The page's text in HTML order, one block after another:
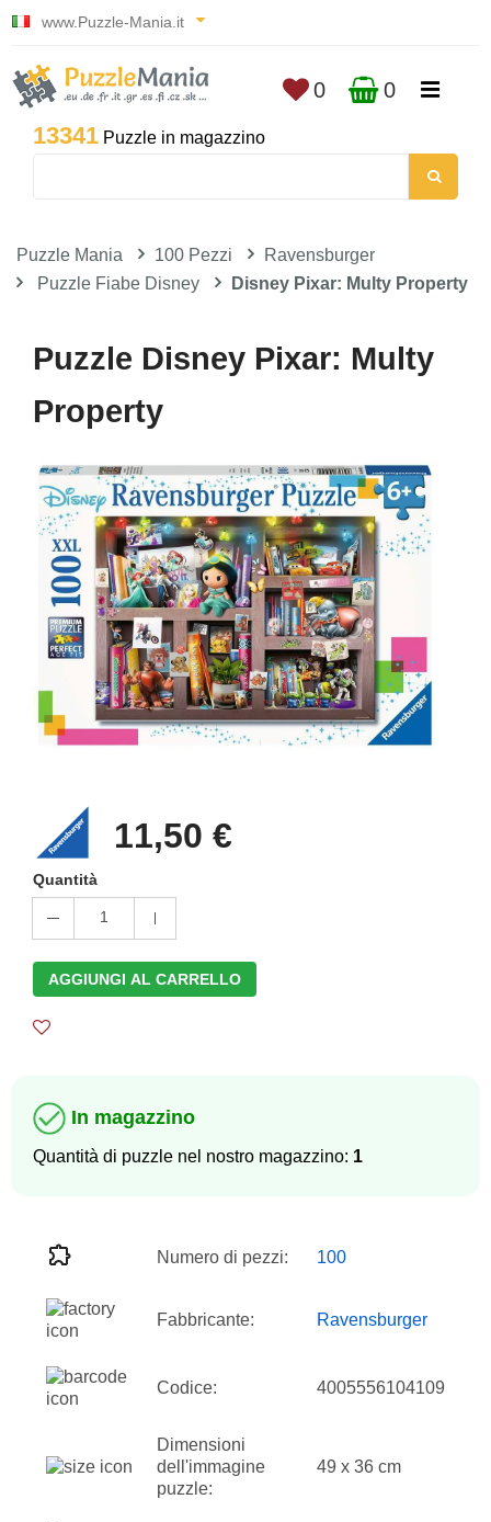
www.Puzzle-Mania.it
13341 Puzzle in magazzino
0 0
Puzzle Mania 100 Pezzi
Ravensburger
Puzzle Fiabe Disney
Disney Pixar: Multy Property
Puzzle Disney Pixar: Multy
Property
11,50 €
Quantità
1
AGGIUNGI AL CARRELLO
In magazzino
Quantità di puzzle nel nostro magazzino: 1
Numero di pezzi: 100
Fabbricante: Ravensburger
Codice: 4005556104109
Dimensioni
dell'immagine
puzzle:
49 x 36 cm